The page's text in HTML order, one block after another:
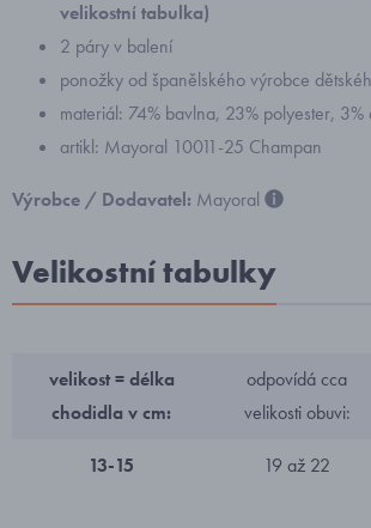
velikostní tabulka)
2 páry v balení
ponožky od španělského výrobce
materiál: 74% bavlna, 23% polyester, 3%
artikl: Mayoral 10011-25 Champan
Výrobce / Dodavatel: Mayoral
Velikostní tabulky
velikost = délka
chodidla v cm:
odpovídá cca
velikosti obuvi:
13-15 19 až 22